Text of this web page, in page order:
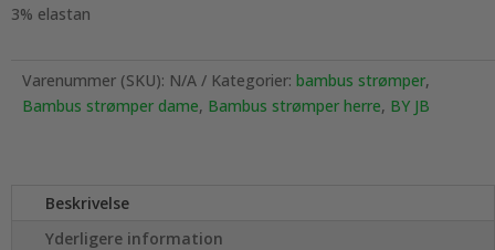
3% elastan
Varenummer (SKU): N/A Kategorier: bambus strømper,
Bambus strømper dame, Bambus strømper herre, BY JB
Beskrivelse
Yderligere information